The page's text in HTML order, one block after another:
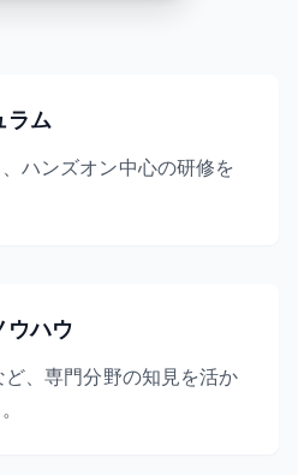
ラム
ハンズオン中心の研修を
ウハウ
、専門分野の知見を活か